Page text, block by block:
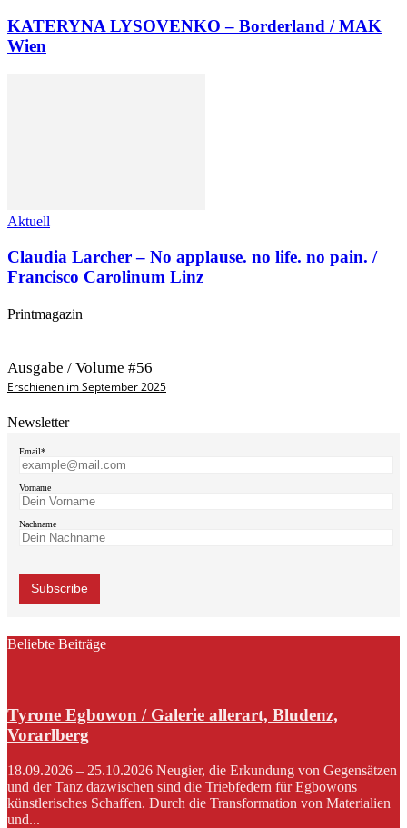
KATERYNA LYSOVENKO – Borderland / MAK
Wien
Aktuell
Claudia Larcher – No applause. no life. no pain. /
Francisco Carolinum Linz
Printmagazin
Ausgabe / Volume #56
Erschienen im September 2025
Newsletter
Email*
Vorname
Nachname
Beliebte Beiträge
Tyrone Egbowon / Galerie allerart, Bludenz,
Vorarlberg
18.09.2026 – 25.10.2026 Neugier, die Erkundung von Gegensätzen
und der Tanz dazwischen sind die Triebfedern für Egbowons
künstlerisches Schaffen. Durch die Transformation von Materialien
und...